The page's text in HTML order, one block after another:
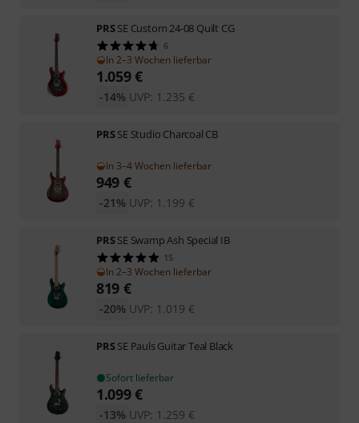
PRSSE Custom 24-08 Quilt CG
6
In 2–3 Wochen lieferbar
1.059€
UVP: 1.235 €
-14%
PRSSE Studio Charcoal CB
In 3–4 Wochen lieferbar
949 €
UVP: 1.199 €
-21%
PRSSE Swamp Ash Special IB
15
In 2–3 Wochen lieferbar
819 €
UVP: 1.019 €
-20%
PRSSE Pauls Guitar Teal Black
Sofort lieferbar
1.099€
UVP: 1.259 €
-13%